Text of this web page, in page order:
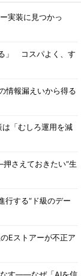
実装に見つかっ
」 コスパよく、す
情報漏えいから得る
「むしろ運用を減
さえておきたい“生
する“ド級のデー
Eストアーが不正ア